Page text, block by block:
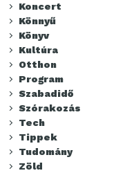
Koncert
Könnyű
Könyv
Kultúra
Otthon
Program
Szabadidő
Szórakozás
Tech
Tippek
Tudomány
Zöld